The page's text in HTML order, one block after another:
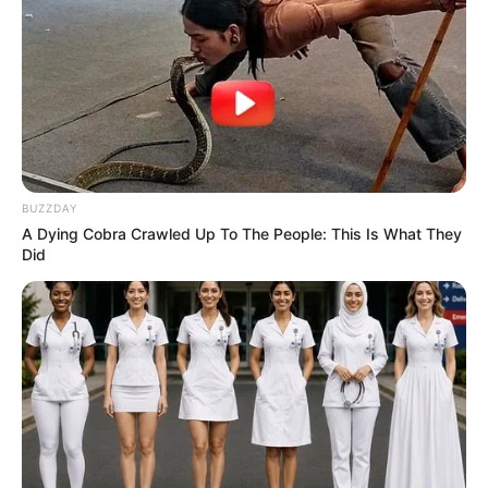
προχωρήσει η διαδικασία με το DONATE, ΔΕΝ
πρέπει να τσεκάρετε το κουτί που σας ζητάει να
διατηρήσει τα στοιχεία σας)…
ΕΑΝ ΚΑΠΟΙΟΙ ΔΕΝ
ΘΕΛΕΤΕ ΝΑ ΔΩΣΕΤΕ ΣΤΟΙΧΕΙΑ ΤΗΣ ΚΑΡΤΑΣ
ΣΑΣ ΣΤΟ ΔΙΑΔΙΚΤΥΟ, Η ΑΠΛΑ ΔΕΝ ΤΑ
ΚΑΤΑΦΕΡΝΕΤΕ ΜΕ ΑΥΤΑ, ΜΠΟΡΕΙΤΕ ΝΑ ΜΟΥ
ΚΑΤΑΘΕΣΕΤΕ ΣΕ ΛΟΓΑΡΙΑΣΜΟ ΣΤΗΝ ΕΘΝΙΚΗ
ΜΕ IBAN GR9501104880000048834149733
(ΣΤΟ ΟΝΟΜΑ ΕΥΤΥΧΙΑ ΝΙΚΑ) ΓΡΑΦΟΝΤΑΣ ΩΣ
ΟΝΟΜΑ ΣΑΣ ΓΙΑ ΝΑ ΜΠΟΡΩ ΝΑ ΞΕΡΩ ΠΟΙΟΙ ΜΕ
ΒΟΗΘΑΤΕ
ΥΠΟΣΤΗΡΙΞΤΕ ΤΟΝ ΑΓΩΝΑ ΜΑΣ
BUZZDAY
A Dying Cobra Crawled Up To The People: This Is What They
Did